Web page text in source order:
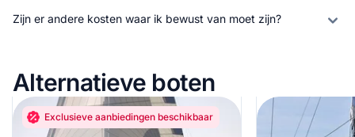
Zijn er andere kosten waar ik bewust van moet zijn?
Alternatieve boten
Exclusieve aanbiedingen beschikbaar